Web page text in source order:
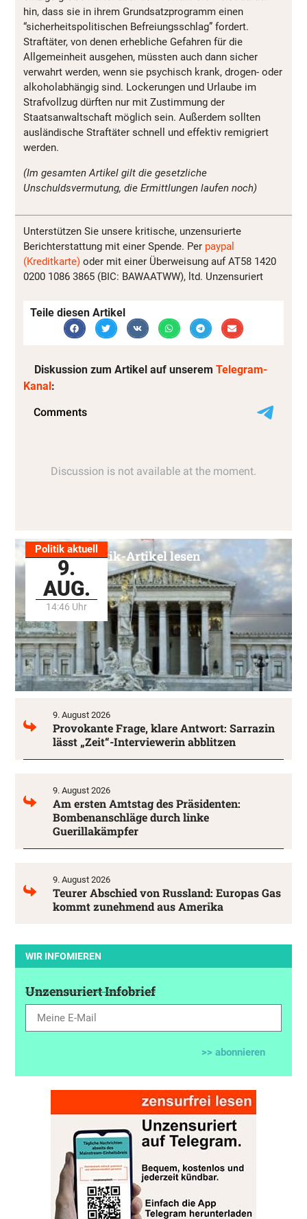
hin, dass sie in ihrem Grundsatzprogramm einen
“sicherheitspolitischen Befreiungsschlag” fordert.
Straftäter, von denen erhebliche Gefahren für die
Allgemeinheit ausgehen, müssten auch dann sicher
verwahrt werden, wenn sie psychisch krank, drogen- oder
alkoholabhängig sind. Lockerungen und Urlaube im
Strafvollzug dürften nur mit Zustimmung der
Staatsanwaltschaft möglich sein. Außerdem sollten
ausländische Straftäter schnell und effektiv remigriert
werden.
(Im gesamten Artikel gilt die gesetzliche
Unschuldsvermutung, die Ermittlungen laufen noch)
Unterstützen Sie unsere kritische, unzensurierte
Berichterstattung mit einer Spende. Per paypal
(Kreditkarte) oder mit einer Überweisung auf AT58 1420
0200 1086 3865 (BIC: BAWAATWW), ltd. Unzensuriert
Teile diesen Artikel
Diskussion zum Artikel auf unserem Telegram-
Kanal :
Politik aktuell
9.
AUG.
14:46 Uhr
Alle Politik-Artikel lesen
9. August 2026
Provokante Frage, klare Antwort: Sarrazin
lässt „Zeit“-Interviewerin abblitzen
9. August 2026
Am ersten Amtstag des Präsidenten:
Bombenanschläge durch linke
Guerillakämpfer
9. August 2026
Teurer Abschied von Russland: Europas Gas
kommt zunehmend aus Amerika
WIR INFOMIEREN
Unzensuriert Infobrief
>> abonnieren